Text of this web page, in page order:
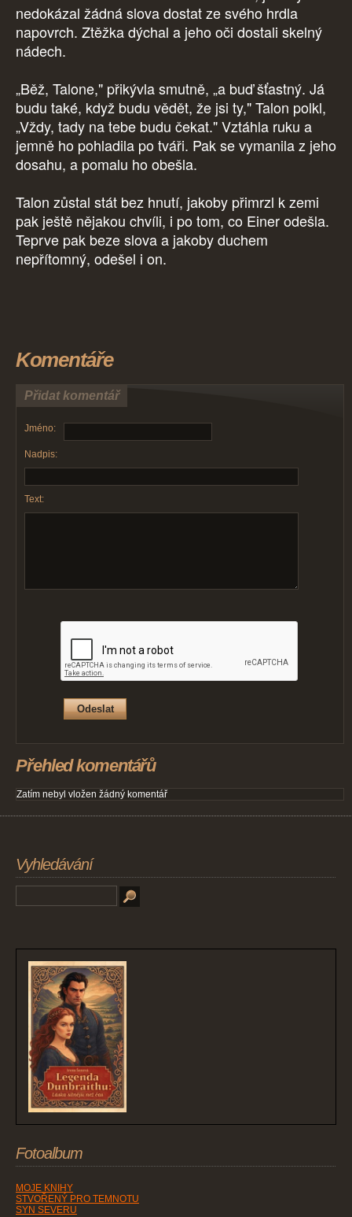
nedokázal žádná slova dostat ze svého hrdla
napovrch. Ztěžka dýchal a jeho oči dostali skelný
nádech.
„Běž, Talone," přikývla smutně, „a buď šťastný. Já
budu také, když budu vědět, že jsi ty," Talon polkl,
„Vždy, tady na tebe budu čekat." Vztáhla ruku a
jemně ho pohladila po tváři. Pak se vymanila z jeho
dosahu, a pomalu ho obešla.
Talon zůstal stát bez hnutí, jakoby přimrzl k zemi
pak ještě nějakou chvíli, i po tom, co Einer odešla.
Teprve pak beze slova a jakoby duchem
nepřítomný, odešel i on.
Komentáře
Přidat komentář
Jméno:
Nadpis:
Text:
Přehled komentářů
Zatím nebyl vložen žádný komentář
Vyhledávání
Fotoalbum
MOJE KNIHY
STVOŘENÝ PRO TEMNOTU
SYN SEVERU